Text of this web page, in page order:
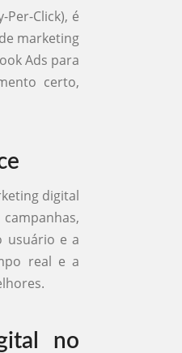
Click), é
marketing
Ads para
certo,
digital
usuário e a
real e a
no